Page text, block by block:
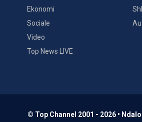
Ekonomi
Sociale
Video
Top News LIVE
© Top Channel 2001 - 2026 •